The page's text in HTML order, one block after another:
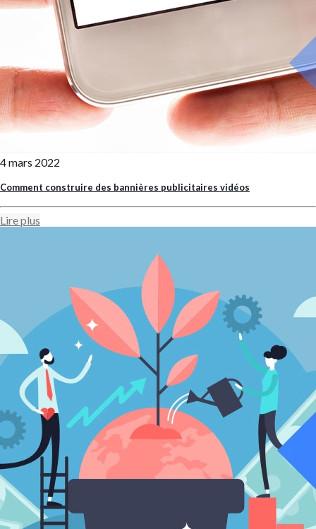
4 mars 2022
Comment construire des bannières publicitaires vidéos
Lire plus